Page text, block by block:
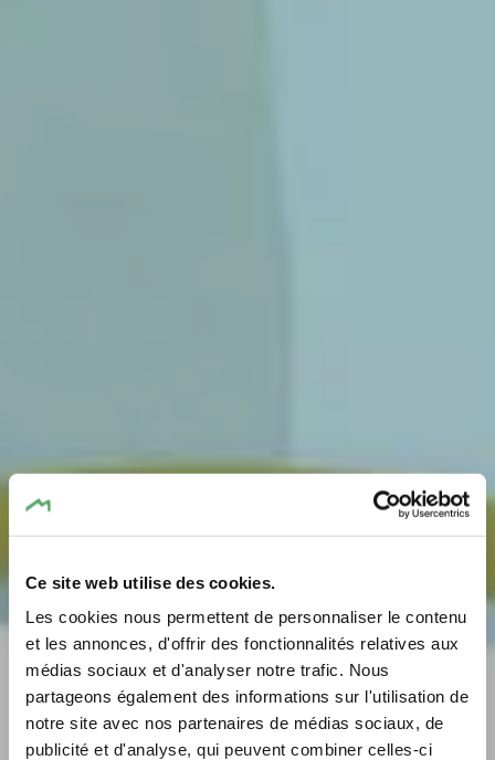
Ce site web utilise des cookies.
Les cookies nous permettent de personnaliser le contenu
et les annonces, d'offrir des fonctionnalités relatives aux
médias sociaux et d'analyser notre trafic. Nous
partageons également des informations sur l'utilisation de
notre site avec nos partenaires de médias sociaux, de
publicité et d'analyse, qui peuvent combiner celles-ci
Brasserie op
Buergkapp
Wo? 35, Rue Buergkapp, L-6211 Consdorf